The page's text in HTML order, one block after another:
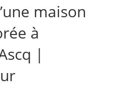
maison
à
|